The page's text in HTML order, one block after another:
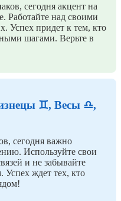
сегодня акцент на
Работайте над своими
Успех придет к тем, кто
шагами. Верьте в
♊, Весы ♎,
сегодня важно
Используйте свои
и не забывайте
ждет тех, кто